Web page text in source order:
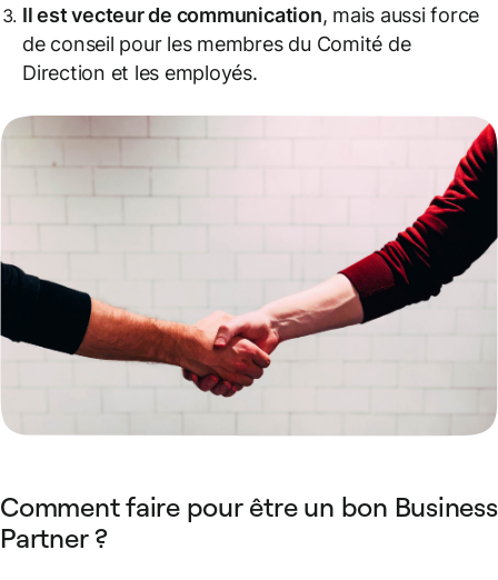
Il est vecteur de communication, mais aussi force
de conseil pour les membres du Comité de
Direction et les employés.
Comment faire pour être un bon Business
Partner ?